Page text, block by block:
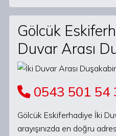
Gölcük
Duvar Arası
0543 501 54
Gölcük Eskiferhadiye İki
arayışınızda en doğru